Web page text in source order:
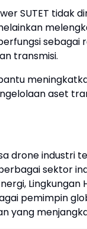
SUTET tidak
sebagai
transmisi.
aset
drone industri
sektor
Lingkungan
pemimpin
yang